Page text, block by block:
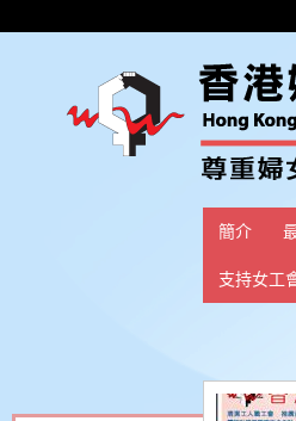
簡介
支持女工